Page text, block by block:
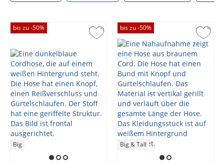
bis zu -50%
Big
bis zu -50%
Big & Tall